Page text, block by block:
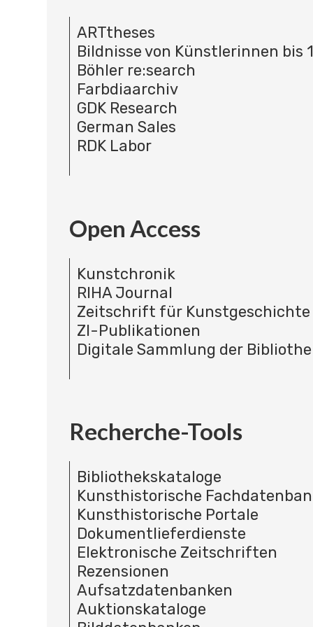
ARTtheses
Bildnisse von Künstlerinnen bis
Böhler re:search
Farbdiaarchiv
GDK Research
German Sales
RDK Labor
Open Access
Kunstchronik
RIHA Journal
Zeitschrift für Kunstgeschichte
ZI-Publikationen
Digitale Sammlung der
Recherche-Tools
Bibliothekskataloge
Kunsthistorische
Kunsthistorische Portale
Dokumentlieferdienste
Elektronische Zeitschriften
Rezensionen
Aufsatzdatenbanken
Auktionskataloge